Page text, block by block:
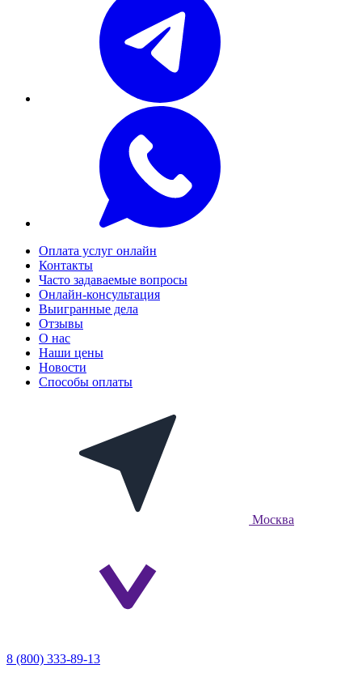
Оплата услуг онлайн
Контакты
Часто задаваемые вопросы
Онлайн-консультация
Выигранные дела
Отзывы
О нас
Наши цены
Новости
Способы оплаты
Москва
8 (800) 333-89-13